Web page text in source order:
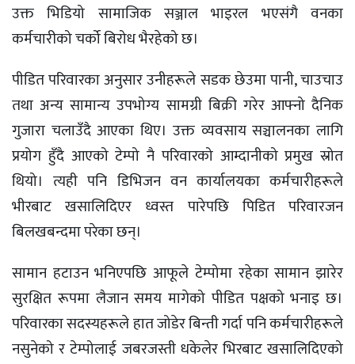
उक्त भिडियो सामाजिक सञ्जाल भाइरल भएसंगै वनका
कर्मचारीको चर्को बिरोध भैरहेको छ।
पीडित परिवारका अनुसार उनीहरूले सडक छेउमा पानी, चाउचाउ
तथा अन्य सामान्य उपभोग्य सामग्री बिक्री गरेर आफ्नो दैनिक
गुजारा चलाउँदै आएका थिए। उक्त व्यवसाय सञ्चालनका लागि
प्रयोग हुँदै आएको टेम्पो नै परिवारको आम्दानीको प्रमुख स्रोत
थियो। त्यही पनि डिभिजन वन कार्यालयका कर्मचारीहरूले
भीरबाट खसालिदिएर ध्वस्त पारेपछि पिडित परिवारजन
बिलखबन्दमा परेका छन्।
सामान हटाउन भनिएपछि आफूले टेम्पोमा रहेका सामान झारेर
सुरक्षित रूपमा लैजान समय मागेको पीडित पक्षको भनाइ छ।
परिवारका सदस्यहरूले हात जोडेर बिन्ती गर्दा पनि कर्मचारीहरूले
नसुनेको र टेम्पोलाई जबरजस्ती धकेलेर भिरबाट खसालिदिएको